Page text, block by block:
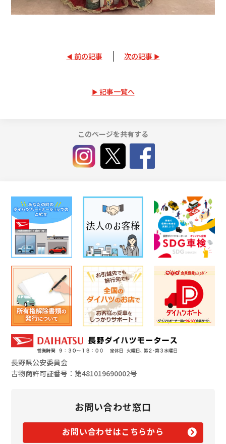
前の記事 次の記事
記事一覧へ
このページを共有する
長野県公安委員会
古物商許可証番号：第481019690002号
お問い合わせ窓口
お問い合わせはこちらから